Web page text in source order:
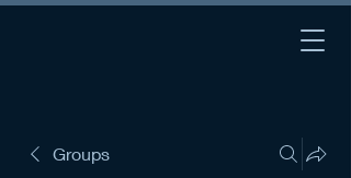
Groups